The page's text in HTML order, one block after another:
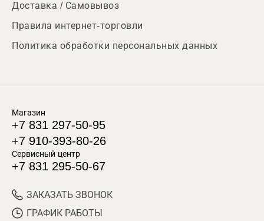
Доставка / Самовывоз
Правила интернет-торговли
Политика обработки персональных данных
Магазин
+7 831 297-50-95
+7 910-393-80-26
Сервисный центр
+7 831 295-50-67
ЗАКАЗАТЬ ЗВОНОК
ГРАФИК РАБОТЫ